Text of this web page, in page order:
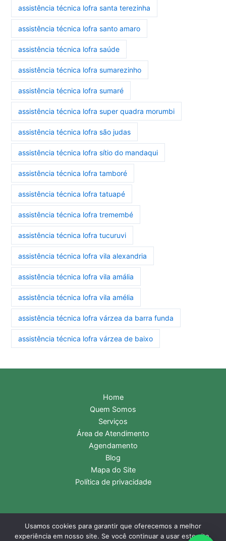
assistência técnica lofra santa terezinha
assistência técnica lofra santo amaro
assistência técnica lofra saúde
assistência técnica lofra sumarezinho
assistência técnica lofra sumaré
assistência técnica lofra super quadra morumbi
assistência técnica lofra são judas
assistência técnica lofra sítio do mandaqui
assistência técnica lofra tamboré
assistência técnica lofra tatuapé
assistência técnica lofra tremembé
assistência técnica lofra tucuruvi
assistência técnica lofra vila alexandria
assistência técnica lofra vila amália
assistência técnica lofra vila amélia
assistência técnica lofra várzea da barra funda
assistência técnica lofra várzea de baixo
Home
Quem Somos
Serviços
Área de Atendimento
Agendamento
Blog
Mapa do Site
Política de privacidade
Copyright © 2026 Assistência Técnica Lofra | Central de
Usamos cookies para garantir que oferecemos a melhor
experiência em nosso site. Se você continuar a usar este site,